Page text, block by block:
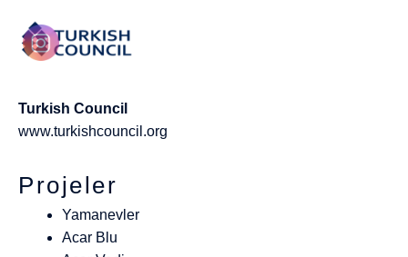
Turkish Council
www.turkishcouncil.org
Projeler
Yamanevler
Acar Blu